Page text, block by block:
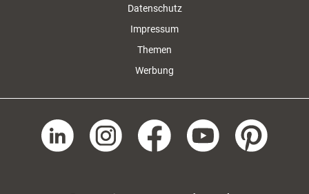
Datenschutz
Impressum
Themen
Werbung